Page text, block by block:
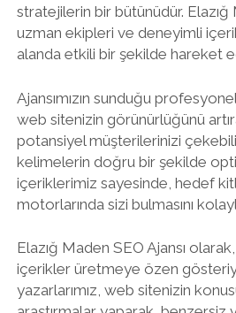
stratejilerin bir bütünüdür. Elazığ
uzman ekipleri ve deneyimli
alanda etkili bir şekilde hareket
Ajansımızın sunduğu
web sitenizin görünürlüğünü
potansiyel müşterilerinizi
kelimelerin doğru bir şekilde
içeriklerimiz sayesinde, hedef
motorlarında sizi bulmasını
Elazığ Maden SEO Ajansı
içerikler üretmeye özen
yazarlarımız, web sitenizin